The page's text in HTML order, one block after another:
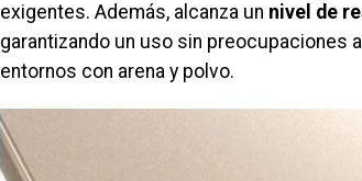
exigentes. Además, alcanza un nivel de
garantizando un uso sin preocupaciones
entornos con arena y polvo.